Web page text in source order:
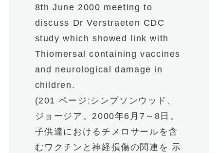
8th June 2000 meeting to
discuss Dr Verstraeten CDC
study which showed link with
Thiomersal containing vaccines
and neurological damage in
children.
(201 ページ:シンプソンウッド、
ジョージア。2000年6月7～8日。
子供達におけるチメロサールを含
むワクチンと神経損傷の関連を 示